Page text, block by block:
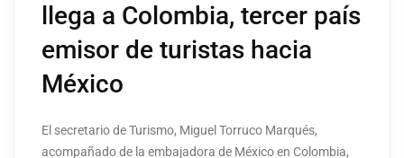
llega a Colombia, tercer país
emisor de turistas hacia
México
El secretario de Turismo, Miguel Torruco Marqués,
acompañado de la embajadora de México en Colombia,